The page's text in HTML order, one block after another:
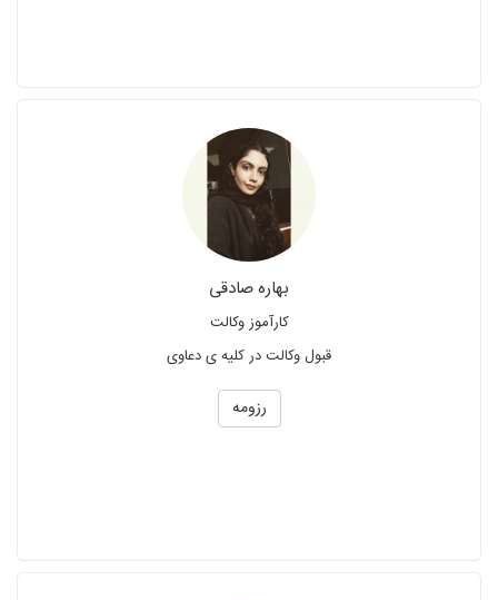
بهاره صادقی
کارآموز وکالت
قبول وکالت در کلیه ی دعاوی
رزومه